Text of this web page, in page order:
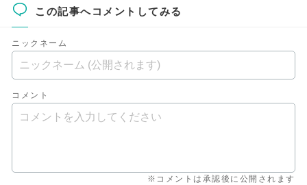
この記事へコメントしてみる
ニックネーム
コメント
※コメントは承認後に公開されます